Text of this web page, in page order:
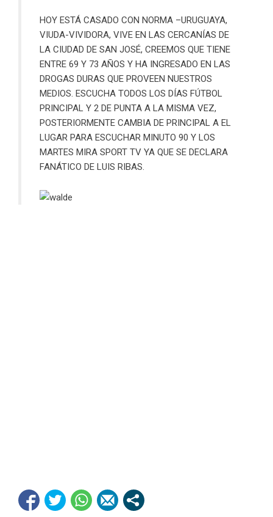
HOY ESTÁ CASADO CON NORMA –URUGUAYA,
VIUDA-VIVIDORA, VIVE EN LAS CERCANÍAS DE
LA CIUDAD DE SAN JOSÉ, CREEMOS QUE TIENE
ENTRE 69 Y 73 AÑOS Y HA INGRESADO EN LAS
DROGAS DURAS QUE PROVEEN NUESTROS
MEDIOS. ESCUCHA TODOS LOS DÍAS FÚTBOL
PRINCIPAL Y 2 DE PUNTA A LA MISMA VEZ,
POSTERIORMENTE CAMBIA DE PRINCIPAL A EL
LUGAR PARA ESCUCHAR MINUTO 90 Y LOS
MARTES MIRA SPORT TV YA QUE SE DECLARA
FANÁTICO DE LUIS RIBAS.